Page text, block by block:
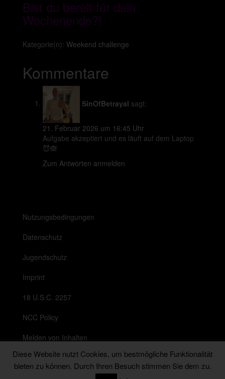
Bist du bereit für dein
Wochenende?!
Kategorie(n): Weekend challenge
Kommentare
SinOfBetrayal sagt:
21. Februar 2026 um 16:45 Uhr
Aufgabe akzeptiert und es läuft auf dem Laptop
😈🙈
Zum Antworten anmelden
Nutzungsbedingungen
Datenschutz
Jugendschutz
Imprint
18 U.S.C. 2257
NCC Policy
Melden von Inhalten
Anti Spam Richtlinie
Diese Website nutzt Cookies, um bestmögliche Funktionalität
bieten zu können. Durch Ihren Besuch stimmen Sie dem zu.
Messenger